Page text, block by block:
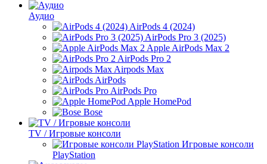
Аудио
AirPods 4 (2024)
AirPods Pro 3 (2025)
Apple AirPods Max 2
AirPods Pro 2
Airpods Max
AirPods
AirPods Pro
Apple HomePod
Bose
TV / Игровые консоли
Игровые консоли
PlayStation